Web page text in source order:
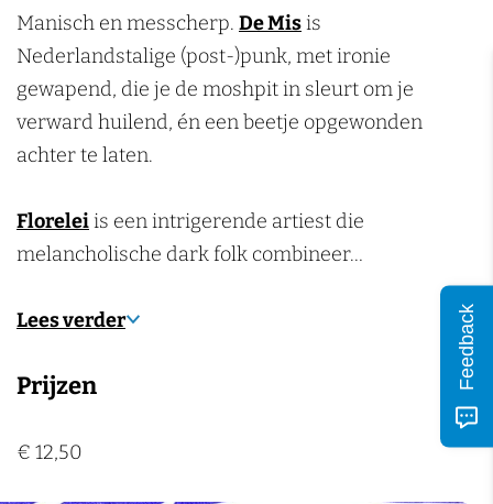
n
e
g
e
n
j
m
e
g
e
i
j
m
e
g
n
e
g
e
n
N
i
j
m
e
e
n
o
s
j
e
P
p
p
d
u
p
o
d
i
u
o
o
s
j
e
o
p
o
Manisch en messcherp. De Misis
Nederlandstalige (post-)punk, met ironie
gewapend, die je de moshpit in sleurt om je
verward huilend, én een beetje opgewonden
achter te laten.
Floreleiis een intrigerende artiest die
melancholische dark folk combineer…
Lees verder
Prijzen
€ 12,50
Feedback